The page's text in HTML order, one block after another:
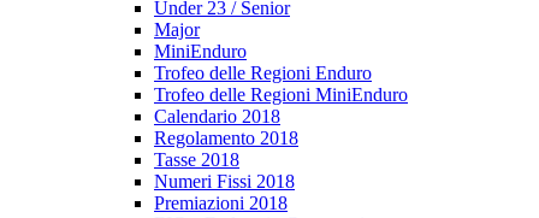
Under 23 / Senior
Major
MiniEnduro
Trofeo delle Regioni Enduro
Trofeo delle Regioni MiniEnduro
Calendario 2018
Regolamento 2018
Tasse 2018
Numeri Fissi 2018
Premiazioni 2018